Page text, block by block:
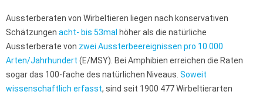
Aussterberaten von Wirbeltieren liegen nach konservativen
Schätzungen acht- bis 53mal höher als die natürliche
Aussterberate von zwei Aussterbeereignissen pro 10.000
Arten/Jahrhundert (E/MSY). Bei Amphibien erreichen die Raten
sogar das 100-fache des natürlichen Niveaus. Soweit
wissenschaftlich erfasst, sind seit 1900 477 Wirbeltierarten